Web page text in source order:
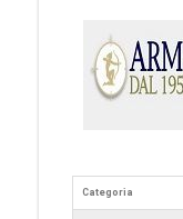
Categoria